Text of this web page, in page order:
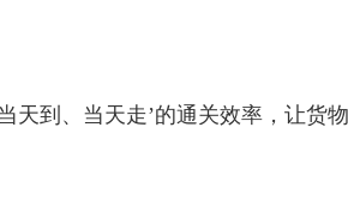
天到、当天走’的通关效率，让货